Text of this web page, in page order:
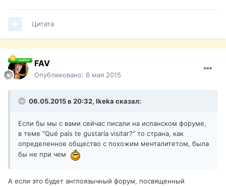
Цитата
FAV
Опубликовано: 6 мая 2015
06.05.2015 в 20:32, Ikeka сказал:
Если бы мы с вами сейчас писали на испанском форуме,
в теме "Qué país te gustaría visitar?" то страна, как
определенное общество с похожим менталитетом, была
бы не при чем
А если это будет англоязычный форум, посвященный